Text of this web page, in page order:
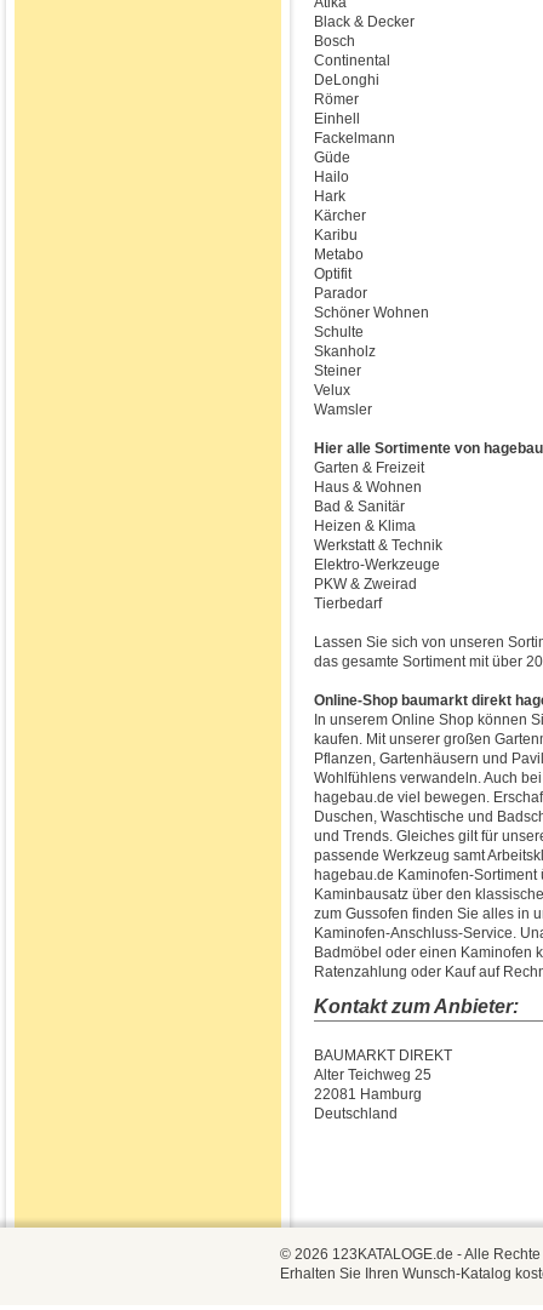
Black & Decker
Bosch
Continental
DeLonghi
Römer
Einhell
Fackelmann
Güde
Hailo
Hark
Kärcher
Karibu
Metabo
Optifit
Parador
Schöner Wohnen
Schulte
Skanholz
Steiner
Velux
Wamsler
Hier alle Sortimente von
Garten & Freizeit
Haus & Wohnen
Bad & Sanitär
Heizen & Klima
Werkstatt & Technik
Elektro-Werkzeuge
PKW & Zweirad
Tierbedarf
Lassen Sie sich von unseren
das gesamte Sortiment mit über
Online-Shop baumarkt direkt
In unserem Online Shop können
kaufen. Mit unserer großen
Pflanzen, Gartenhäusern und
Wohlfühlens verwandeln. Auch
hagebau.de viel bewegen.
Duschen, Waschtische und
und Trends. Gleiches gilt für
passende Werkzeug samt
hagebau.de Kaminofen-
Kaminbausatz über den
zum Gussofen finden Sie alles in
Kaminofen-Anschluss-Service.
Badmöbel oder einen Kaminofen
Ratenzahlung oder Kauf auf
Kontakt zum Anbieter:
BAUMARKT DIREKT
Alter Teichweg 25
22081 Hamburg
Deutschland
© 2026 123KATALOGE.de - Alle
Erhalten Sie Ihren Wunsch-Katalog